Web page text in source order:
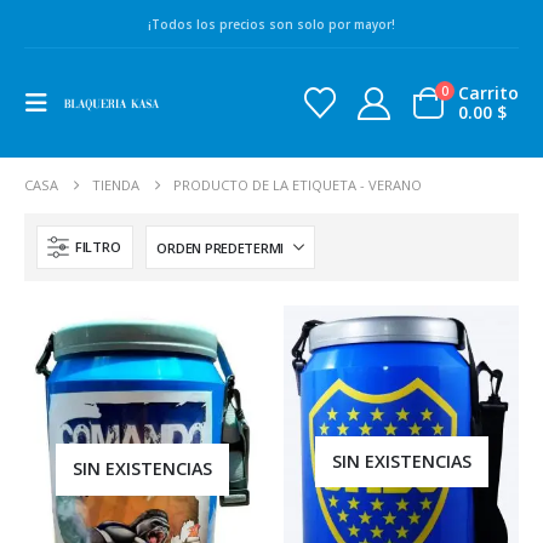
¡Todos los precios son solo por mayor!
0
Carrito
0.00 $
CASA TIENDA PRODUCTO DE LA ETIQUETA - VERANO
FILTRO
SIN EXISTENCIAS SIN EXISTENCIAS